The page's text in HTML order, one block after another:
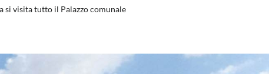
si visita tutto il Palazzo comunale